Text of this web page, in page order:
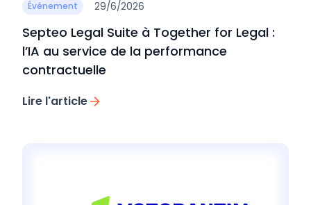
Événement 29/6/2026
Septeo Legal Suite à Together for Legal :
l’IA au service de la performance
contractuelle
Lire l'article